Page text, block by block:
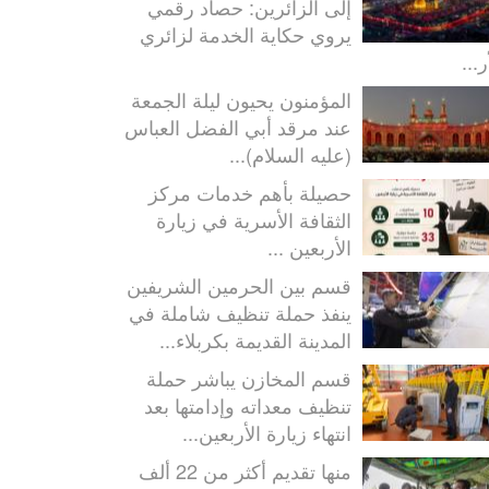
إلى الزائرين: حصاد رقمي
يروي حكاية الخدمة لزائري
المؤمنون يحيون ليلة الجمعة
عند مرقد أبي الفضل العباس
(عليه السلام)...
حصيلة بأهم خدمات مركز
الثقافة الأسرية في زيارة
الأربعين ...
قسم بين الحرمين الشريفين
ينفذ حملة تنظيف شاملة في
المدينة القديمة بكربلاء...
قسم المخازن يباشر حملة
تنظيف معداته وإدامتها بعد
انتهاء زيارة الأربعين...
منها تقديم أكثر من 22 ألف